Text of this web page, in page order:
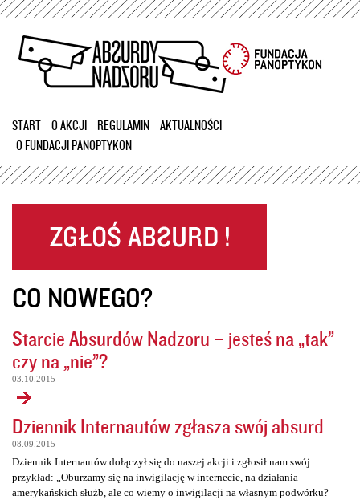
Przejdź
treści
START O AKCJI REGULAMIN
AKTUALNOŚCI
O FUNDACJI PANOPTYKON
CO NOWEGO?
Starcie Absurdów Nadzoru – jesteś na „tak”
czy na „nie”?
03.10.2015
Dziennik Internautów zgłasza swój absurd
08.09.2015
Dziennik Internautów dołączył się do naszej akcji i zgłosił nam swój
przykład: „Oburzamy się na inwigilację w internecie, na działania
amerykańskich służb, ale co wiemy o inwigilacji na własnym podwórku?